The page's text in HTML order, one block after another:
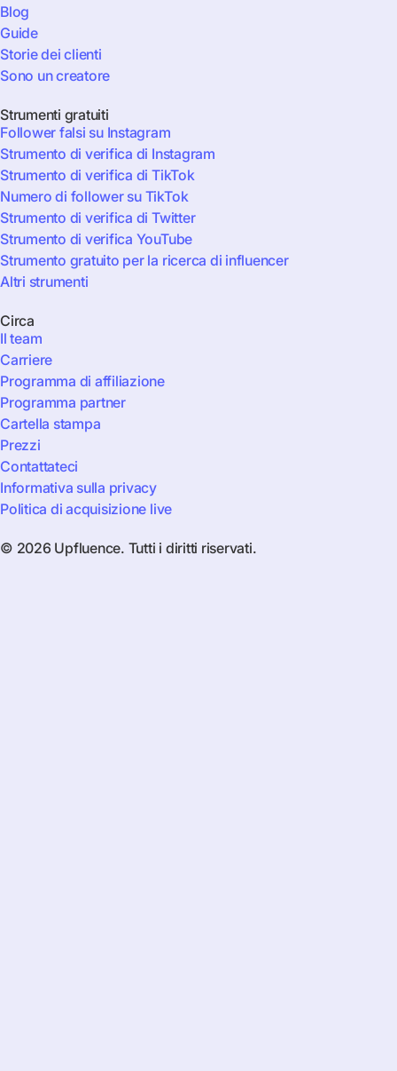
Blog
Guide
Storie dei clienti
Sono un creatore
Strumenti gratuiti
Follower falsi su Instagram
Strumento di verifica di Instagram
Strumento di verifica di TikTok
Numero di follower su TikTok
Strumento di verifica di Twitter
Strumento di verifica YouTube
Strumento gratuito per la ricerca di influencer
Altri strumenti
Circa
Il team
Carriere
Programma di affiliazione
Programma partner
Cartella stampa
Prezzi
Contattateci
Informativa sulla privacy
Politica di acquisizione live
© 2026 Upfluence. Tutti i diritti riservati.